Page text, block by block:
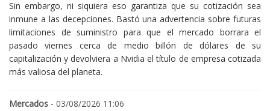
Sin embargo, ni siquiera eso garantiza que su cotización sea
inmune a las decepciones. Bastó una advertencia sobre futuras
limitaciones de suministro para que el mercado borrara el
pasado viernes cerca de medio billón de dólares de su
capitalización y devolviera a Nvidia el título de empresa cotizada
más valiosa del planeta.
Mercados - 03/08/2026 11:06